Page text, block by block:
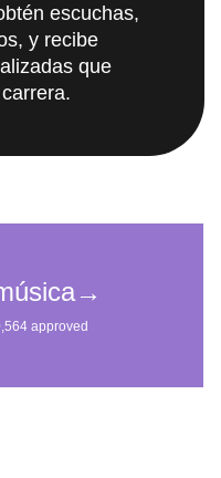
escuchas,
y recibe
que